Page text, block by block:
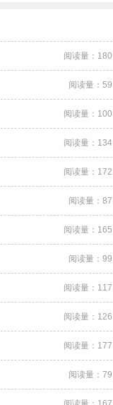
阅读量：180
阅读量：59
阅读量：100
阅读量：134
阅读量：172
阅读量：87
阅读量：165
阅读量：99
阅读量：117
阅读量：126
阅读量：177
阅读量：79